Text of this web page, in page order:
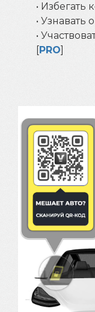
• Избегать
• Узнавать
•
[PRO]